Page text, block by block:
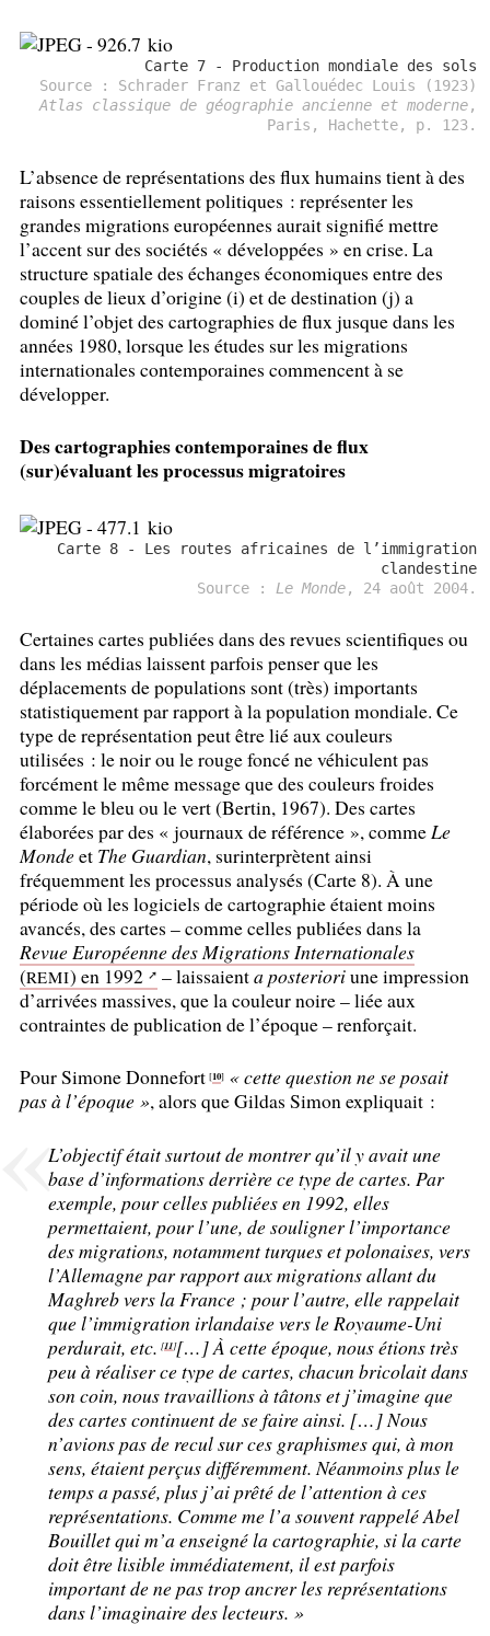
Carte 7 - Production mondiale des sols
Source : Schrader Franz et Gallouédec Louis (1923)
Atlas classique de géographie ancienne et moderne,
Paris, Hachette, p. 123.
L’absence de représentations des flux humains tient à des
raisons essentiellement politiques : représenter les
grandes migrations européennes aurait signifié mettre
l’accent sur des sociétés « développées » en crise. La
structure spatiale des échanges économiques entre des
couples de lieux d’origine (i) et de destination (j) a
dominé l’objet des cartographies de flux jusque dans les
années 1980, lorsque les études sur les migrations
internationales contemporaines commencent à se
développer.
Des cartographies contemporaines de flux
(sur)évaluant les processus migratoires
Carte 8 - Les routes africaines de l’immigration
clandestine
Source : Le Monde, 24 août 2004.
Certaines cartes publiées dans des revues scientifiques ou
dans les médias laissent parfois penser que les
déplacements de populations sont (très) importants
statistiquement par rapport à la population mondiale. Ce
type de représentation peut être lié aux couleurs
utilisées : le noir ou le rouge foncé ne véhiculent pas
forcément le même message que des couleurs froides
comme le bleu ou le vert (Bertin, 1967). Des cartes
élaborées par des « journaux de référence », commeLe
Mondeet The Guardian, surinterprètent ainsi
fréquemment les processus analysés (Carte 8). À une
période où les logiciels de cartographie étaient moins
avancés, des cartes – comme celles publiées dans la
Revue Européenne des Migrations Internationales
(REMI) en 1992 – laissaienta posterioriune impression
d’arrivées massives, que la couleur noire – liée aux
contraintes de publication de l’époque – renforçait.
Pour Simone Donnefort[10] « cette question ne se posait
pas à l’époque », alors que Gildas Simon expliquait :
L’objectif était surtout de montrer qu’il y avait une
base d’informations derrière ce type de cartes. Par
exemple, pour celles publiées en 1992, elles
permettaient, pour l’une, de souligner l’importance
des migrations, notamment turques et polonaises, vers
l’Allemagne par rapport aux migrations allant du
Maghreb vers la France ; pour l’autre, elle rappelait
que l’immigration irlandaise vers le Royaume-Uni
perdurait, etc. [11][…] À cette époque, nous étions très
peu à réaliser ce type de cartes, chacun bricolait dans
son coin, nous travaillions à tâtons et j’imagine que
des cartes continuent de se faire ainsi. […] Nous
n’avions pas de recul sur ces graphismes qui, à mon
sens, étaient perçus différemment. Néanmoins plus le
temps a passé, plus j’ai prêté de l’attention à ces
représentations. Comme me l’a souvent rappelé Abel
Bouillet qui m’a enseigné la cartographie, si la carte
doit être lisible immédiatement, il est parfois
important de ne pas trop ancrer les représentations
dans l’imaginaire des lecteurs. »